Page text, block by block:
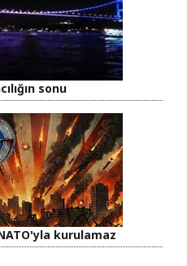
sonu
kurulamaz